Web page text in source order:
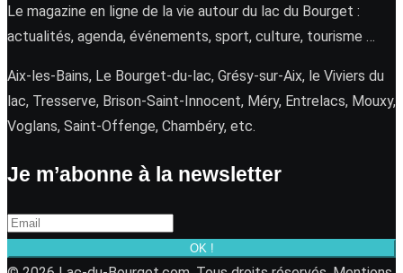
Le magazine en ligne de la vie autour du lac du Bourget :
actualités, agenda, événements, sport, culture, tourisme …
Aix-les-Bains, Le Bourget-du-lac, Grésy-sur-Aix, le Viviers du
lac, Tresserve, Brison-Saint-Innocent, Méry, Entrelacs, Mouxy,
Voglans, Saint-Offenge, Chambéry, etc.
Je m’abonne à la newsletter
OK !